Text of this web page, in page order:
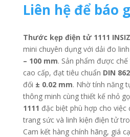
Liên hệ để báo
Thước kẹp điện tử 1111
mini chuyên dụng với dải đo
– 100 mm. Sản phẩm được
cao cấp, đạt tiêu chuẩn DIN 862
đối ± 0.02 mm. Nhờ tính năng
thông minh cùng thiết kế nhỏ
1111 đặc biệt phù hợp cho
trang sức và linh kiện điện tử
Cam kết hàng chính hãng, giá